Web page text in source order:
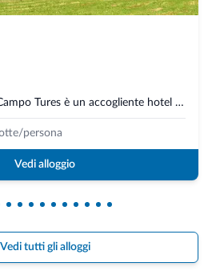
L’Hotel Mirabell di Campo Tures è un accogliente hotel a conduzione familia...
persona
Vedi alloggio
Vedi tutti gli alloggi